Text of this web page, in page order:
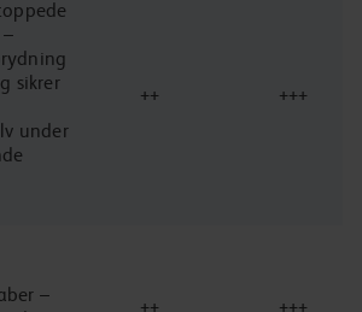
sikrer
under
++ +++
–
++ +++